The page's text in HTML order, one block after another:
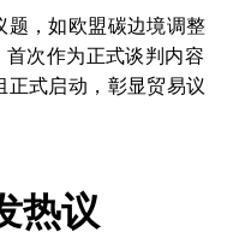
题，如欧盟碳边境调整
次作为正式谈判内容
正式启动，彰显贸易议
热议